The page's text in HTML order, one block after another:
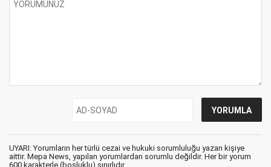
UYARI: Yorumların her türlü cezai ve hukuki sorumluluğu yazan kişiye
aittir. Mepa News, yapılan yorumlardan sorumlu değildir. Her bir yorum
600 karakterle (boşluklu) sınırlıdır.